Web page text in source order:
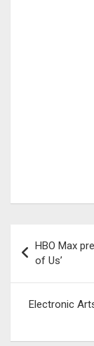
de
entradas
HBO Max
of Us’
Electronic